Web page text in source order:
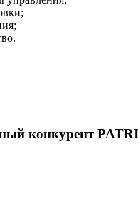
конкурент